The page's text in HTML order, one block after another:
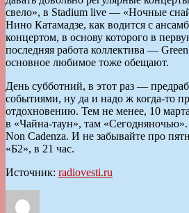
свело», в Stadium live — «Ночные
Нино Катамадзе, как водится с
концертом, в основу которого в
последняя работа коллектива —
основное любимое тоже обещают.
День субботний, в этот раз —
событиями, ну да и надо ж когда-то
отдохновению. Тем не менее, 10
в «Чайна-таун», там
Non Cadenza. И не забывайте про
«Б2», в 21 час.
Источник: radiovesti.ru